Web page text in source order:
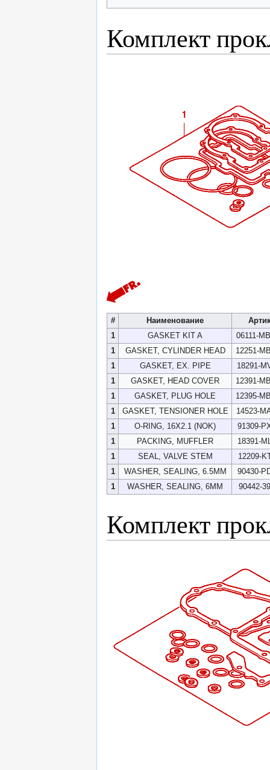
Комплект
# Наименование
1
GASKET KIT A
06111-
1
GASKET, CYLINDER HEAD
12251-
1
GASKET, EX. PIPE
18291-
1
GASKET, HEAD COVER
12391-
1
GASKET, PLUG HOLE
12395-
1
GASKET, TENSIONER HOLE
14523-
1
O-RING, 16X2.1 (NOK)
91309-
1
PACKING, MUFFLER
18391-
1
SEAL, VALVE STEM
12209-
1
WASHER, SEALING, 6.5MM
90430-
1
WASHER, SEALING, 6MM 90442-
Комплект